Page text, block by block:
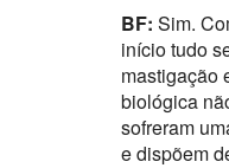
BF: Sim.
início tudo
mastigação
biológica
sofreram
e dispõem